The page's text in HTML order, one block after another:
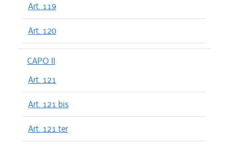
Art. 119
Art. 120
CAPO II
Art. 121
Art. 121 bis
Art. 121 ter